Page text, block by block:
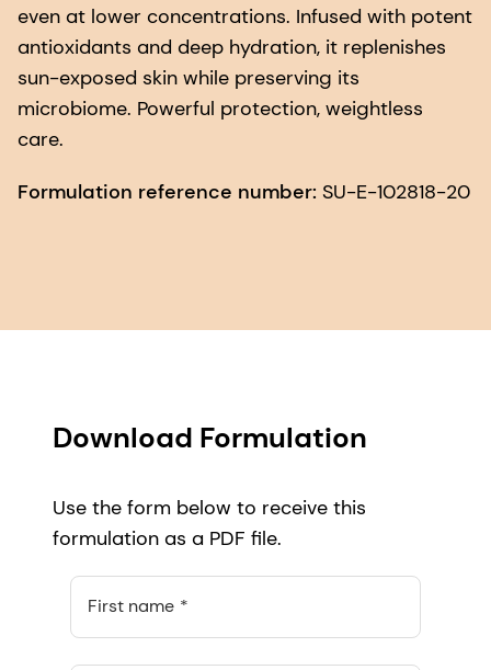
even at lower concentrations. Infused with potent
antioxidants and deep hydration, it replenishes
sun-exposed skin while preserving its
microbiome. Powerful protection, weightless
care.
Formulation reference number: SU-E-102818-20
Download Formulation
Use the form below to receive this
formulation as a PDF file.
First name